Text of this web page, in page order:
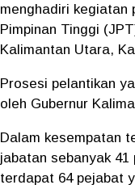
menghadiri kegiatan
Pimpinan Tinggi
Kalimantan Utara,
Prosesi pelantikan
oleh Gubernur
Dalam kesempatan
jabatan sebanyak
terdapat 64 pejabat